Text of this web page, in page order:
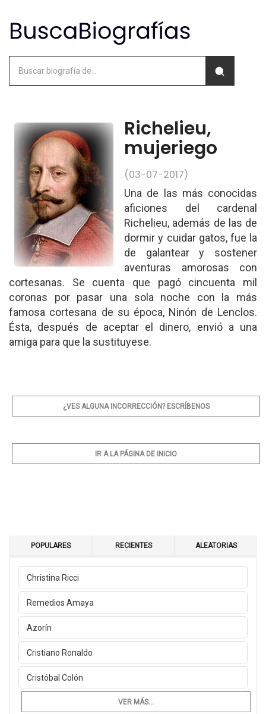
Richelieu,
mujeriego
(03-07-2017)
Una de las más conocidas
aficiones del cardenal
Richelieu, además de las de
dormir y cuidar gatos, fue la
de galantear y sostener
aventuras amorosas con
cortesanas. Se cuenta que pagó cincuenta mil
coronas por pasar una sola noche con la más
famosa cortesana de su época, Ninón de Lenclos.
Ésta, después de aceptar el dinero, envió a una
amiga para que la sustituyese.
¿VES ALGUNA INCORRECCIÓN? ESCRÍBENOS
IR A LA PÁGINA DE INICIO
POPULARES RECIENTES ALEATORIAS
Christina Ricci
Remedios Amaya
Azorín
Cristiano Ronaldo
Cristóbal Colón
VER MÁS...